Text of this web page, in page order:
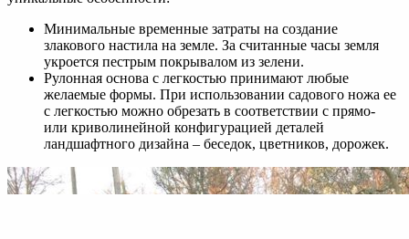
Минимальные временные затраты на создание
злакового настила на земле. За считанные часы земля
укроется пестрым покрывалом из зелени.
Рулонная основа с легкостью принимают любые
желаемые формы. При использовании садового ножа ее
с легкостью можно обрезать в соответствии с прямо-
или криволинейной конфигурацией деталей
ландшафтного дизайна – беседок, цветников, дорожек.